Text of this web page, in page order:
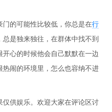
的可能性比较低，你总是在行
总是独来独往，在群体中找不到
开心的时候他会自己默默在一边
闹的环境里，怎么也容纳不进
供娱乐。欢迎大家在评论区讨